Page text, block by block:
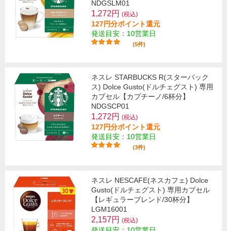
NDGSLM01
1,272円 (税込)
127円分ポイント還元
発送目安：10営業日
(5件)
ネスレ STARBUCKS R(スターバック
ス) Dolce Gusto(ドルチェグスト) 専用
カプセル【カプチーノ/6杯分】
NDGSCP01
1,272円 (税込)
127円分ポイント還元
発送目安：10営業日
(3件)
ネスレ NESCAFE(ネスカフェ) Dolce
Gusto(ドルチェグスト) 専用カプセル
【レギュラーブレンド/30杯分】
LGM16001
2,157円 (税込)